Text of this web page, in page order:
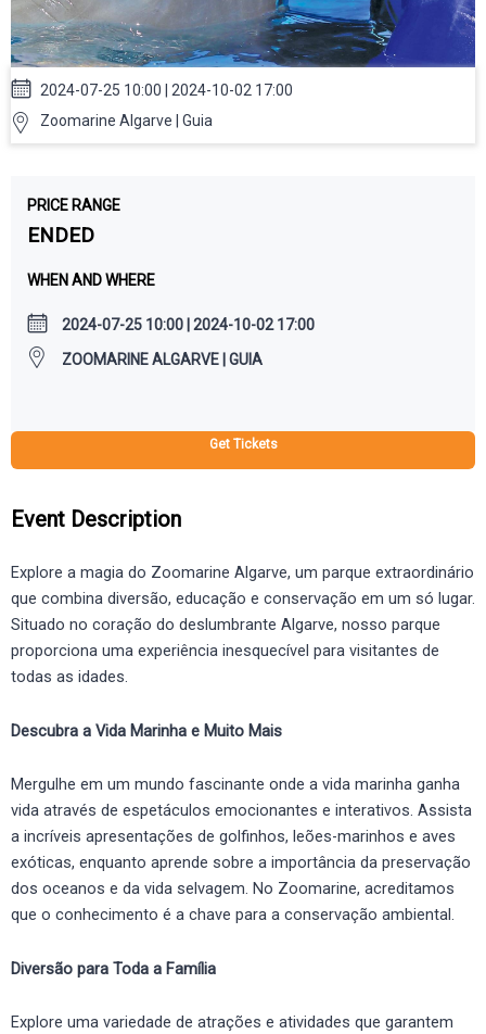
2024-07-25 10:00 | 2024-10-02 17:00
Zoomarine Algarve | Guia
PRICE RANGE
ENDED
WHEN AND WHERE
2024-07-25 10:00 | 2024-10-02 17:00
ZOOMARINE ALGARVE | GUIA
Get Tickets
Event Description
Explore a magia do Zoomarine Algarve, um parque extraordinário
que combina diversão, educação e conservação em um só lugar.
Situado no coração do deslumbrante Algarve, nosso parque
proporciona uma experiência inesquecível para visitantes de
todas as idades.
Descubra a Vida Marinha e Muito Mais
Mergulhe em um mundo fascinante onde a vida marinha ganha
vida através de espetáculos emocionantes e interativos. Assista
a incríveis apresentações de golfinhos, leões-marinhos e aves
exóticas, enquanto aprende sobre a importância da preservação
dos oceanos e da vida selvagem. No Zoomarine, acreditamos
que o conhecimento é a chave para a conservação ambiental.
Diversão para Toda a Família
Explore uma variedade de atrações e atividades que garantem